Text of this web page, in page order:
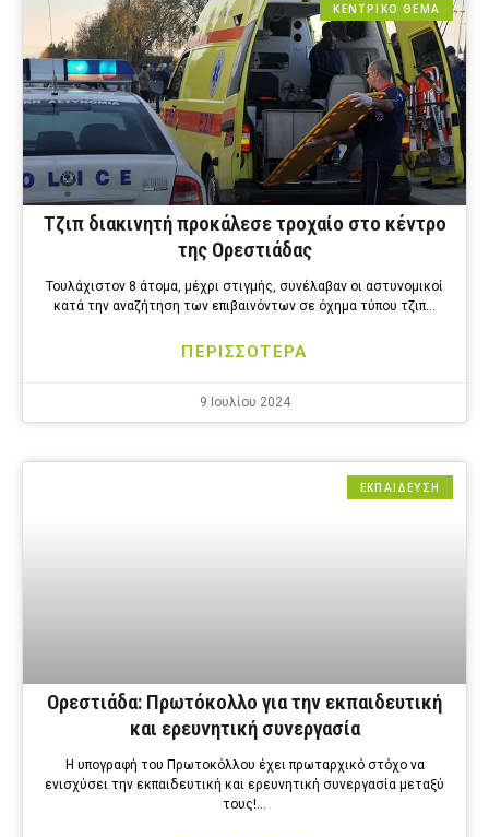
ΚΕΝΤΡΙΚΟ ΘΕΜΑ
Τζιπ διακινητή προκάλεσε τροχαίο στο κέντρο
της Ορεστιάδας
Τουλάχιστον 8 άτομα, μέχρι στιγμής, συνέλαβαν οι αστυνομικοί
κατά την αναζήτηση των επιβαινόντων σε όχημα τύπου τζιπ…
ΠΕΡΙΣΣΟΤΕΡΑ
9 Ιουλίου 2024
ΕΚΠΑΙΔΕΥΣΗ
Ορεστιάδα: Πρωτόκολλο για την εκπαιδευτική
και ερευνητική συνεργασία
Η υπογραφή του Πρωτοκόλλου έχει πρωταρχικό στόχο να
ενισχύσει την εκπαιδευτική και ερευνητική συνεργασία μεταξύ
τους!…